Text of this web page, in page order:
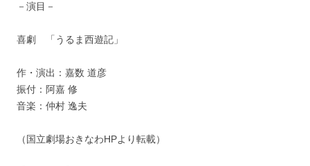
－演目－
喜劇 「うるま西遊記」
作・演出：嘉数 道彦
振付：阿嘉 修
音楽：仲村 逸夫
（国立劇場おきなわHPより転載）